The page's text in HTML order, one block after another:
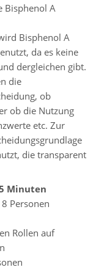
Bisphenol A
Bisphenol A
da es keine
dergleichen gibt.
die
ob
ob die Nutzung
etc. Zur
die transparent
Minuten
Personen
Rollen auf